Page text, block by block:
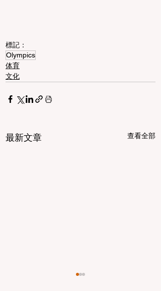
標記：
Olympics
体育
文化
最新文章 查看全部